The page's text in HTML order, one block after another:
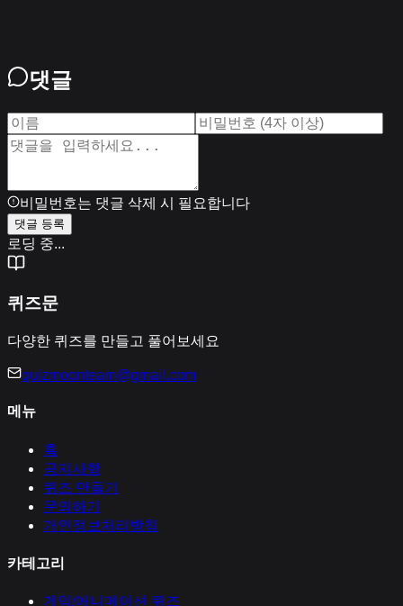
댓글
비밀번호는 댓글 삭제 시 필요합니다
댓글 등록
로딩 중...
퀴즈문
다양한 퀴즈를 만들고 풀어보세요
quizmoonteam@gmail.com
메뉴
홈
공지사항
퀴즈 만들기
문의하기
개인정보처리방침
카테고리
게임/애니메이션 퀴즈